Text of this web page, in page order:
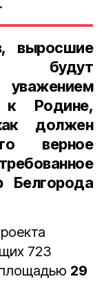
.
выросшие
будут
Родине,
должен
верное
Белгорода
723
площадью 29